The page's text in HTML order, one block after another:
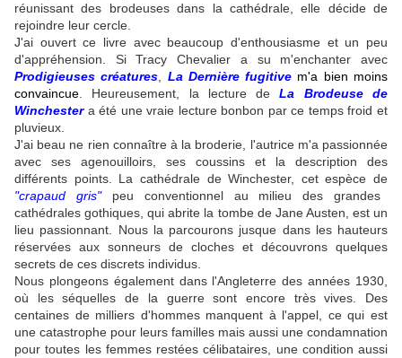
réunissant des brodeuses dans la cathédrale, elle décide de
rejoindre leur cercle.
J'ai ouvert ce livre avec beaucoup d'enthousiasme et un peu
d'appréhension. Si Tracy Chevalier a su m'enchanter avec
Prodigieuses créatures
La Dernière fugitive m'a bien moins
convaincue . Heureusement, la lecture deLa Brodeuse de
Winchestera été une vraie lecture bonbon par ce temps froid et
pluvieux.
J'ai beau ne rien connaître à la broderie, l'autrice m'a passionnée
avec ses agenouilloirs, ses coussins et la description des
différents points. La cathédrale de Winchester, cet espèce de
"crapaud gris"
peu conventionnel au milieu des grandes
cathédrales gothiques, qui abrite la tombe de Jane Austen, est un
lieu passionnant. Nous la parcourons jusque dans les hauteurs
réservées aux sonneurs de cloches et découvrons quelques
secrets de ces discrets individus.
Nous plongeons également dans l'Angleterre des années 1930,
où les séquelles de la guerre sont encore très vives. Des
centaines de milliers d'hommes manquent à l'appel, ce qui est
une catastrophe pour leurs familles mais aussi une condamnation
pour toutes les femmes restées célibataires, une condition aussi